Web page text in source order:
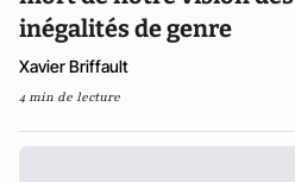
inégalités de genre
Xavier Briffault
4 min de lecture